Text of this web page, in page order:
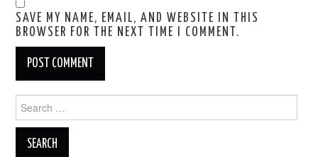
SAVE MY NAME, EMAIL, AND WEBSITE IN THIS
BROWSER FOR THE NEXT TIME I COMMENT.
for: